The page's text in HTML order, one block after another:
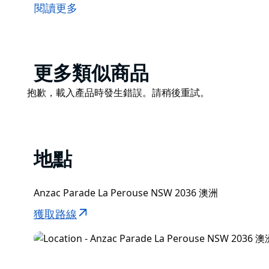
人之家。
Bare Island Fort 周圍的水域也是新南威爾士州最受歡
非常受歡迎的浮潛地點。
閱讀更多
Product
List
更多類似商品
Product
抱歉，載入產品時發生錯誤。請稍後重試。
地點
Anzac Parade La Perouse NSW 2036 澳洲
獲取路線